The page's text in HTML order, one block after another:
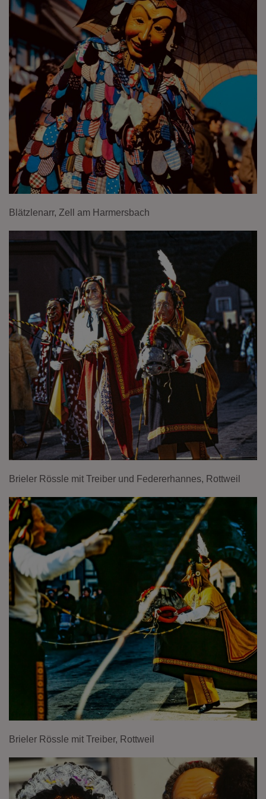
Blätzlenarr, Zell am Harmersbach
Brieler Rössle mit Treiber und Federerhannes, Rottweil
Brieler Rössle mit Treiber, Rottweil